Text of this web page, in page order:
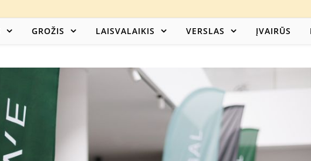
GROŽIS LAISVALAIKIS VERSLAS ĮVAIRŪS